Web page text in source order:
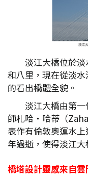
淡江大橋位於
和八里，現在從淡
的看出橋體全貌。
淡江大橋由第
師札哈‧哈蒂（
表作有倫敦奧運水
年過逝，使得淡江
橋塔設計靈感來自雲